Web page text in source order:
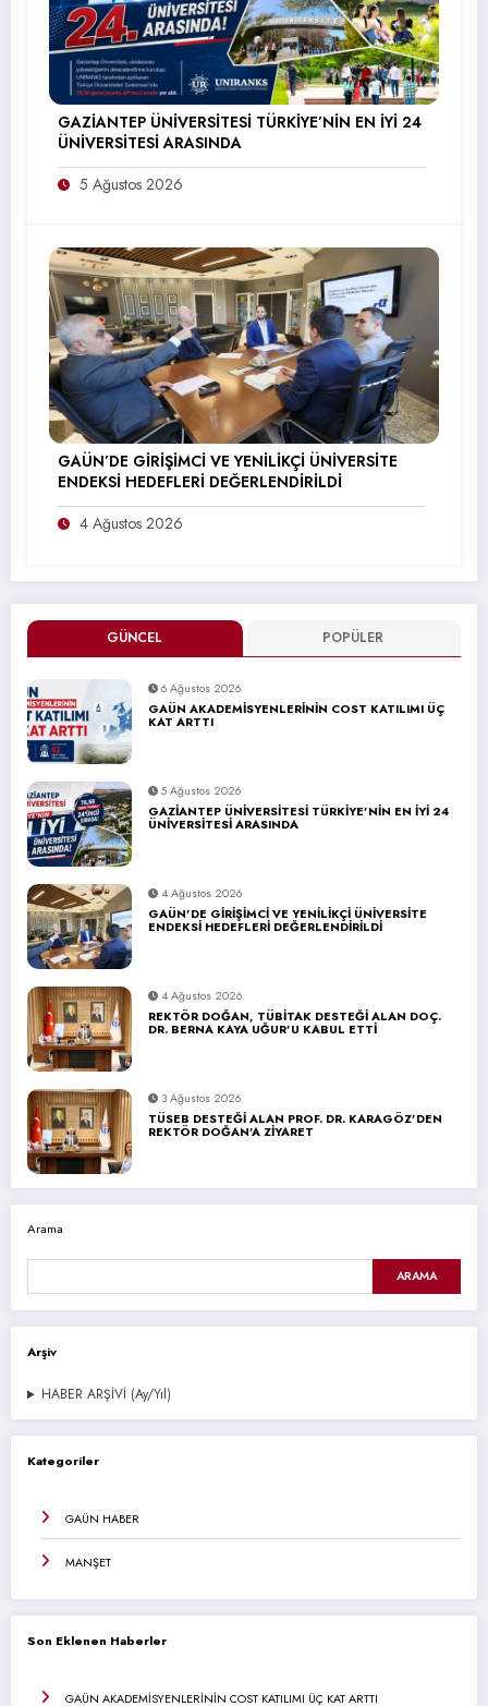
GÜNCEL POPÜLER
6 Ağustos 2026
GAÜN AKADEMİSYENLERİNİN COST KATILIMI ÜÇ
KAT ARTTI
5 Ağustos 2026
GAZİANTEP ÜNİVERSİTESİ TÜRKİYE’NİN EN İYİ 24
ÜNİVERSİTESİ ARASINDA
4 Ağustos 2026
GAÜN’DE GİRİŞİMCİ VE YENİLİKÇİ ÜNİVERSİTE
ENDEKSİ HEDEFLERİ DEĞERLENDİRİLDİ
4 Ağustos 2026
REKTÖR DOĞAN, TÜBİTAK DESTEĞİ ALAN DOÇ.
DR. BERNA KAYA UĞUR’U KABUL ETTİ
3 Ağustos 2026
TÜSEB DESTEĞİ ALAN PROF. DR. KARAGÖZ’DEN
REKTÖR DOĞAN’A ZİYARET
Arama
ARAMA
Arşiv
HABER ARŞİVİ (Ay/Yıl)
Kategoriler
GAÜN HABER
MANŞET
Son Eklenen Haberler
GAÜN AKADEMİSYENLERİNİN COST KATILIMI ÜÇ KAT ARTTI
GAZİANTEP ÜNİVERSİTESİ TÜRKİYE’NİN EN İYİ 24
ÜNİVERSİTESİ ARASINDA
5 Ağustos 2026
GAÜN’DE GİRİŞİMCİ VE YENİLİKÇİ ÜNİVERSİTE
ENDEKSİ HEDEFLERİ DEĞERLENDİRİLDİ
4 Ağustos 2026